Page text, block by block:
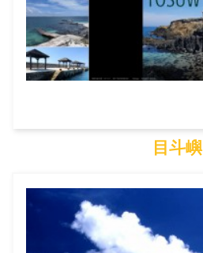
目斗嶼
目斗嶼